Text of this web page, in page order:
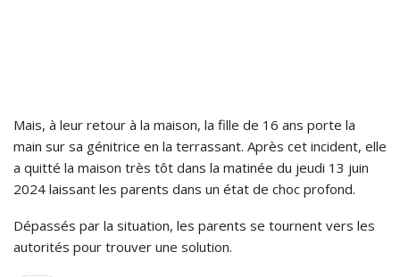
Mais, à leur retour à la maison, la fille de 16 ans porte la
main sur sa génitrice en la terrassant. Après cet incident, elle
a quitté la maison très tôt dans la matinée du jeudi 13 juin
2024 laissant les parents dans un état de choc profond.
Dépassés par la situation, les parents se tournent vers les
autorités pour trouver une solution.